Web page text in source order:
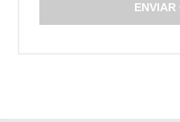
ENVIAR